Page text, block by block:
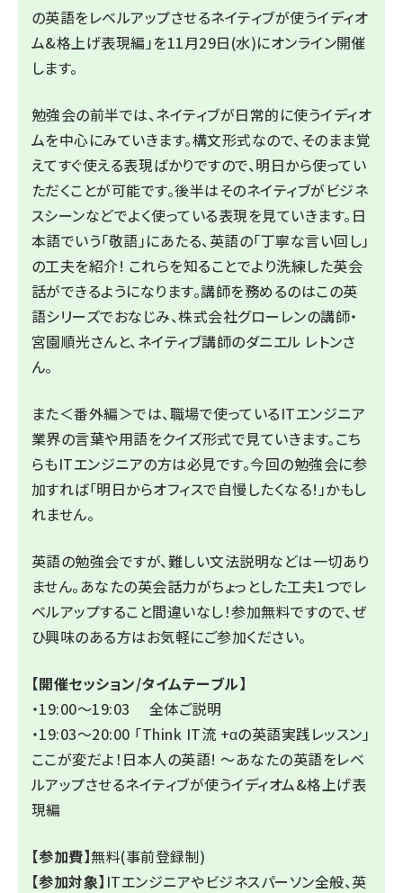
の英語をレベルアップさせるネイティブが使うイディオ
ム&格上げ表現編」を11月29日(水)にオンライン開催
します。
勉強会の前半では、ネイティブが日常的に使うイディオ
ムを中心にみていきます。構文形式なので、そのまま覚
えてすぐ使える表現ばかりですので、明日から使ってい
ただくことが可能です。後半はそのネイティブがビジネ
スシーンなどでよく使っている表現を見ていきます。日
本語でいう「敬語」にあたる、英語の「丁寧な言い回し」
の工夫を紹介! これらを知ることでより洗練した英会
話ができるようになります。講師を務めるのはこの英
語シリーズでおなじみ、株式会社グローレンの講師・
宮園順光さんと、ネイティブ講師のダニエル レトンさ
ん。
また＜番外編＞では、職場で使っているITエンジニア
業界の言葉や用語をクイズ形式で見ていきます。こち
らもITエンジニアの方は必見です。今回の勉強会に参
加すれば「明日からオフィスで自慢したくなる!」かもし
れません。
英語の勉強会ですが、難しい文法説明などは一切あり
ません。あなたの英会話力がちょっとした工夫1つでレ
ベルアップすること間違いなし！参加無料ですので、ぜ
ひ興味のある方はお気軽にご参加ください。
【開催セッション/タイムテーブル】
・19:00〜19:03 全体ご説明
・19:03〜20:00 「Think IT流 +αの英語実践レッスン」
ここが変だよ！日本人の英語! ～あなたの英語をレベ
ルアップさせるネイティブが使うイディオム&格上げ表
現編
【参加費】無料(事前登録制)
【参加対象】 ITエンジニアやビジネスパーソン全般、英